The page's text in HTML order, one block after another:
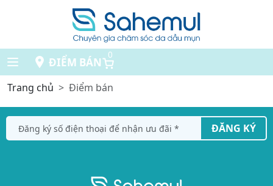
ĐIỂM BÁN
0
Trang chủ Điểm bán
ĐĂNG KÝ